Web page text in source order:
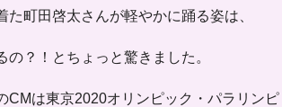
た町田啓太さんが軽やかに踊る姿は、
の？！とちょっと驚きました。
CMは東京2020オリンピック・パラリンピ